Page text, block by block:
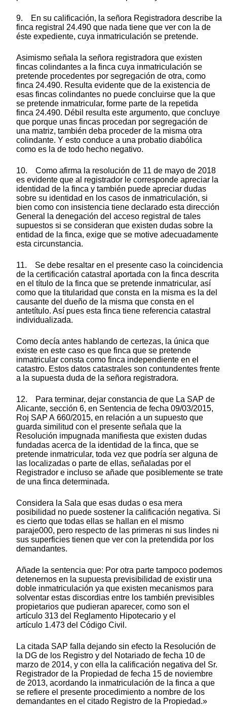
9. En su calificación, la señora Registradora describe la
finca registral 24.490 que nada tiene que ver con la de
éste expediente, cuya inmatriculación se pretende.
Asimismo señala la señora registradora que existen
fincas colindantes a la finca cuya inmatriculación se
pretende procedentes por segregación de otra, como
finca 24.490. Resulta evidente que de la existencia de
esas fincas colindantes no puede concluirse que la que
se pretende inmatricular, forme parte de la repetida
finca 24.490. Débil resulta este argumento, que concluye
que porque unas fincas procedan por segregación de
una matriz, también deba proceder de la misma otra
colindante. Y esto conduce a una probatio diabólica
como es la de todo hecho negativo.
10. Como afirma la resolución de 11 de mayo de 2018
es evidente que al registrador le corresponde apreciar la
identidad de la finca y también puede apreciar dudas
sobre su identidad en los casos de inmatriculación, si
bien como con insistencia tiene declarado esta dirección
General la denegación del acceso registral de tales
supuestos si se consideran que existen dudas sobre la
entidad de la finca, exige que se motive adecuadamente
esta circunstancia.
11. Se debe resaltar en el presente caso la coincidencia
de la certificación catastral aportada con la finca descrita
en el título de la finca que se pretende inmatricular, así
como que la titularidad que consta en la misma es la del
causante del dueño de la misma que consta en el
antetítulo. Así pues esta finca tiene referencia catastral
individualizada.
Como decía antes hablando de certezas, la única que
existe en este caso es que finca que se pretende
inmatricular consta como finca independiente en el
catastro. Estos datos catastrales son contundentes frente
a la supuesta duda de la señora registradora.
12. Para terminar, dejar constancia de que La SAP de
Alicante, sección 6, en Sentencia de fecha 09/03/2015,
Roj SAP A 660/2015, en relación a un supuesto que
guarda similitud con el presente señala que la
Resolución impugnada manifiesta que existen dudas
fundadas acerca de la identidad de la finca, que se
pretende inmatricular, toda vez que podría ser alguna de
las localizadas o parte de ellas, señaladas por el
Registrador e incluso se añade que posiblemente se trate
de una finca determinada.
Considera la Sala que esas dudas o esa mera
posibilidad no puede sostener la calificación negativa. Si
es cierto que todas ellas se hallan en el mismo
paraje000, pero respecto de las primeras ni sus lindes ni
sus superficies tienen que ver con la pretendida por los
demandantes.
Añade la sentencia que: Por otra parte tampoco podemos
detenernos en la supuesta previsibilidad de existir una
doble inmatriculación ya que existen mecanismos para
solventar estas discordias entre los también previsibles
propietarios que pudieran aparecer, como son el
artículo 313 del Reglamento Hipotecario y el
artículo 1.473 del Código Civil.
La citada SAP falla dejando sin efecto la Resolución de
la DG de los Registro y del Notariado de fecha 10 de
marzo de 2014, y con ella la calificación negativa del Sr.
Registrador de la Propiedad de fecha 15 de noviembre
de 2013, acordando la inmatriculación de la finca a que
se refiere el presente procedimiento a nombre de los
demandantes en el citado Registro de la Propiedad.»